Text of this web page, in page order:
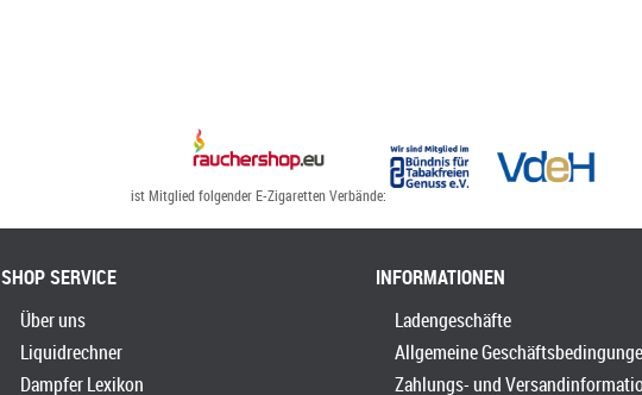
ist Mitglied folgender E-Zigaretten Verbände:
SHOP SERVICE
Über uns
Liquidrechner
Dampfer Lexikon
INFORMATIONEN
Ladengeschäfte
Allgemeine
Zahlungs- und